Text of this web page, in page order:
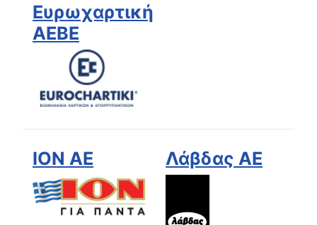
Ευρωχαρτική
ΑΕΒΕ
ΙΟΝ ΑΕ Λάβδας ΑΕ